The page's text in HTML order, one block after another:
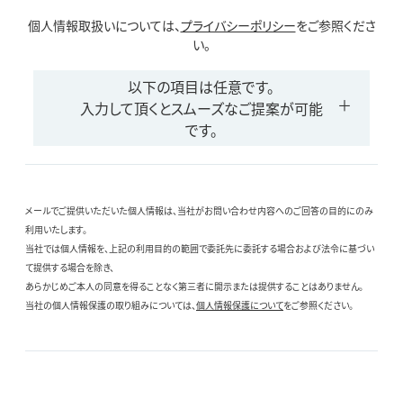
個人情報取扱いについては、プライバシーポリシーをご参照くださ
い。
以下の項目は任意です。
入力して頂くとスムーズなご提案が可能
です。
メールでご提供いただいた個人情報は、当社がお問い合わせ内容へのご回答の目的にのみ
利用いたします。
当社では個人情報を、上記の利用目的の範囲で委託先に委託する場合および法令に基づい
て提供する場合を除き、
あらかじめご本人の同意を得ることなく第三者に開示または提供することはありません。
当社の個人情報保護の取り組みについては、個人情報保護についてをご参照ください。